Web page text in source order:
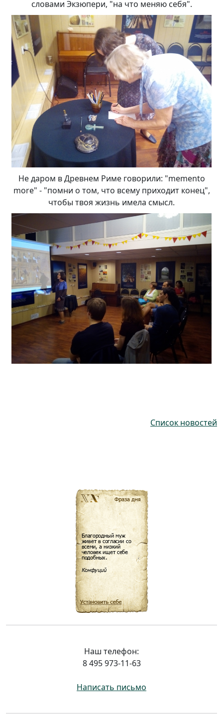
словами Экзюпери, "на что меняю себя".
Не даром в Древнем Риме говорили: "memento
more" - "помни о том, что всему приходит конец",
чтобы твоя жизнь имела смысл.
Список новостей
Наш телефон:
8 495 973-11-63
Написать письмо